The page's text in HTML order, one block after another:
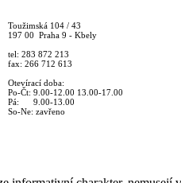
Toužimská 104 / 43
197 00 Praha 9 - Kbely
tel: 283 872 213
fax: 266 712 613
Otevírací doba:
Po-Čt: 9.00-12.00 13.00-17.00
Pá: 9.00-13.00
So-Ne: zavřeno